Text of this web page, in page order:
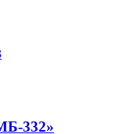
332»